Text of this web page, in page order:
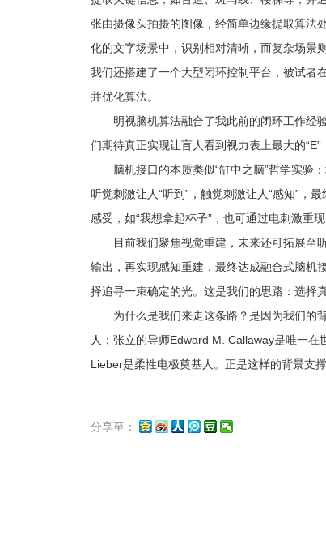
张由摄像头拍摄的图像，经简单边缘提取算法
化的文字场景中，识别相对清晰，而复杂场景
我们还搭建了一个大型闭环控制平台，被试者
并优化算法。
明视脑机算法融合了我此前的闭环工作经
们期待真正实现让盲人看到视力表上最大的
脑机接口的本质类似“缸中之脑”哲学实验
听觉刺激让人“听到”，触觉刺激让人“感知”，
感受，如“我想拿起杯子”，也可通过电刺激重现
目前我们聚焦视觉重建，未来还可拓展至
输出，再实现感知重建，最终达成融合式脑机
择追寻一束确定的光。这是我们的思路：选择
为什么是我们来走这条路？是因为我们的
人；张立的导师Edward M. Callaway是唯一
Lieber是柔性电极奠基人。正是这样的背景支撑
分享至：